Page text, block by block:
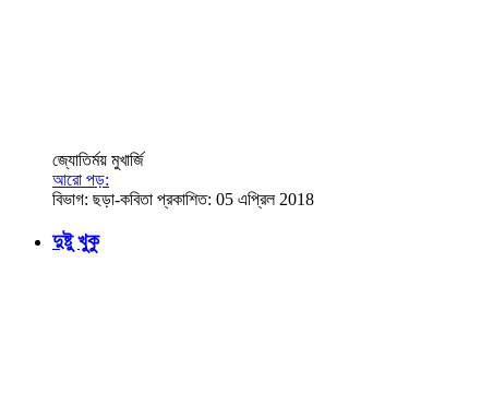
জ্যোতির্ময় মুখার্জি
আরো পড়:
বিভাগ: ছড়া-কবিতা প্রকাশিত: 05 এপ্রিল 2018
দুষ্টু খুকু